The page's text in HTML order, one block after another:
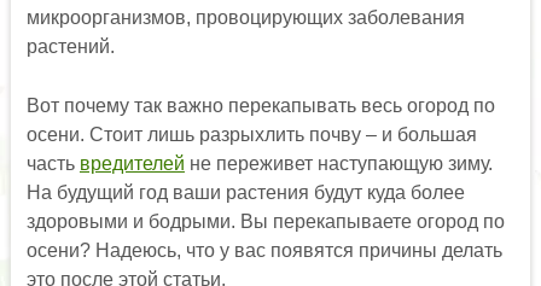
микроорганизмов, провоцирующих заболевания
растений.
Вот почему так важно перекапывать весь огород по
осени. Стоит лишь разрыхлить почву – и большая
часть вредителей не переживет наступающую зиму.
На будущий год ваши растения будут куда более
здоровыми и бодрыми. Вы перекапываете огород по
осени? Надеюсь, что у вас появятся причины делать
это после этой статьи.